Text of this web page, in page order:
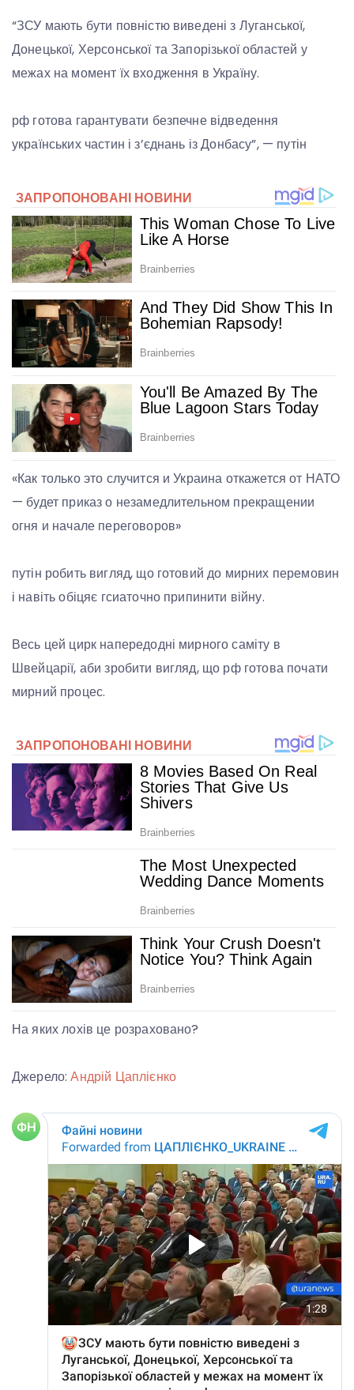
“ЗСУ мають бути повністю виведені з Луганської,
Донецької, Херсонської та Запорізької областей у
межах на момент їх входження в Україну.
рф готова гарантувати безпечне відведення
українських частин і з’єднань із Донбасу”, — путін
«Как только это случится и Украина откажется от НАТО
— будет приказ о незамедлительном прекращении
огня и начале переговоров»
путін робить вигляд, що готовий до мирних перемовин
і навіть обіцяє гсиаточно припинити війну.
Весь цей цирк напередодні мирного саміту в
Швейцарії, аби зробити вигляд, що рф готова почати
мирний процес.
На яких лохів це розраховано?
Джерело:Андрій Цаплієнко